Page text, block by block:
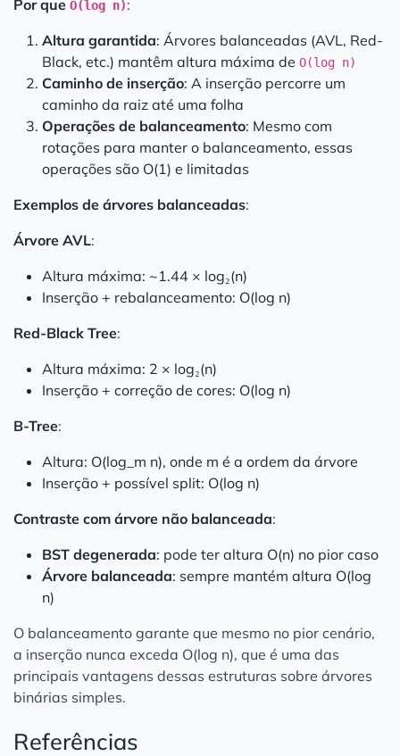
Por que O(log n):
Altura garantida: Árvores balanceadas (AVL, Red-
Black, etc.) mantêm altura máxima de O(log n)
Caminho de inserção: A inserção percorre um
caminho da raiz até uma folha
Operações de balanceamento: Mesmo com
rotações para manter o balanceamento, essas
operações são O(1) e limitadas
Exemplos de árvores balanceadas:
Árvore AVL:
Altura máxima: ~1.44 × log₂(n)
Inserção + rebalanceamento: O(log n)
Red-Black Tree:
Altura máxima: 2 × log₂(n)
Inserção + correção de cores: O(log n)
B-Tree:
Altura: O(log_m n), onde m é a ordem da árvore
Inserção + possível split: O(log n)
Contraste com árvore não balanceada:
BST degenerada: pode ter altura O(n) no pior caso
Árvore balanceada: sempre mantém altura O(log
n)
O balanceamento garante que mesmo no pior cenário,
a inserção nunca exceda O(log n), que é uma das
principais vantagens dessas estruturas sobre árvores
binárias simples.
Referências